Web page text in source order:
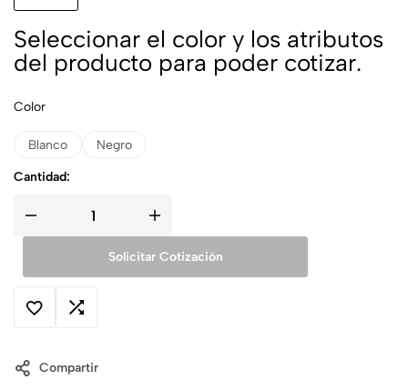
Seleccionar el color y los atributos
del producto para poder cotizar.
Color
Blanco Negro
Cantidad:
Solicitar Cotización
Compartir